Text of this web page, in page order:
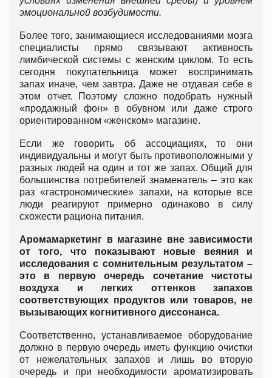
эмоциональной возбудимости.
Более того, занимающиеся исследованиями мозга
специалисты прямо связывают активность
лимбической системы с женским циклом. То есть
сегодня покупательница может воспринимать
запах иначе, чем завтра. Даже не отдавая себе в
этом отчет. Поэтому сложно подобрать нужный
«продажный фон» в обувном или даже строго
ориентированном «женском» магазине.
Если же говорить об ассоциациях, то они
индивидуальны и могут быть противоположными у
разных людей на один и тот же запах. Общий для
большинства потребителей знаменатель – это как
раз «гастрономические» запахи, на которые все
люди реагируют примерно одинаково в силу
схожести рациона питания.
Аромамаркетинг в магазине вне зависимости
от того, что показывают новые веяния и
исследования с сомнительным результатом –
это в первую очередь сочетание чистоты
воздуха и легких оттенков запахов
соответствующих продуктов или товаров, не
вызывающих когнитивного диссонанса.
Соответственно, устанавливаемое оборудование
должно в первую очередь иметь функцию очистки
от нежелательных запахов и лишь во вторую
очередь и при необходимости ароматизировать